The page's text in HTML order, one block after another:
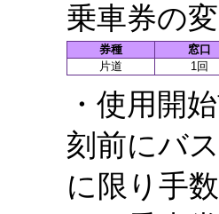
乗車券の
券種 窓口
片道
1回
・使用開
刻前にバ
に限り手